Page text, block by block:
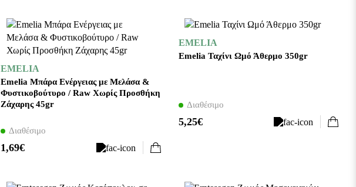
EMELIA
Emelia Μπάρα Ενέργειας με Μελάσα &
Φυστικοβούτυρο / Raw Χωρίς Προσθήκη
Ζάχαρης 45gr
Διαθέσιμο
1,69€
EMELIA
Emelia Ταχίνι Ωμό Άθερμο 350gr
Διαθέσιμο
5,25€